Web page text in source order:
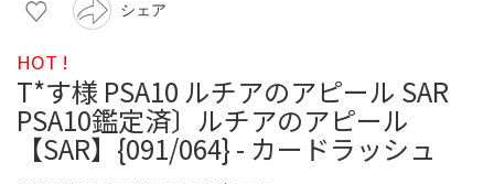
シェア
HOT !
T*す様 PSA10 ルチアのアピール SAR
PSA10鑑定済〕ルチアのアピール
【SAR】{091/064} - カードラッシュ